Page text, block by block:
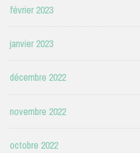
février 2023
janvier 2023
décembre 2022
novembre 2022
octobre 2022